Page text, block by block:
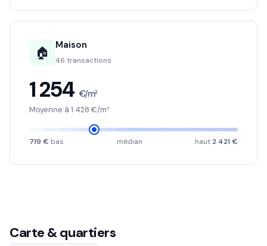
🏠 Maison
46 transactions
1 254 €/m²
Moyenne à 1 428 €/m²
719 € bas médian haut 2 421 €
Carte & quartiers